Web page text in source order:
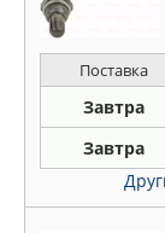
Поставка
Завтра
Завтра